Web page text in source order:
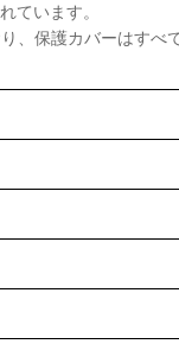
ています。
、保護カバーはすべ